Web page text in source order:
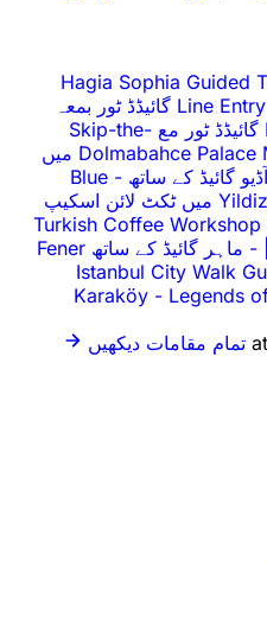
Hagia Sophia Guided
Line Entry Topkapi Palace Museum گائیڈڈ ٹور بمعہ
Basilica Cistern گائیڈڈ ٹور مع Skip-the-
Dolmabahce Palace Museum میں
-
Blue
Yildiz Palace میں ٹکٹ لائن اسکیپ
Turkish Coffee Workshop
-
ماہر گائیڈ کے ساتھ Fener
Istanbul City Walk
- Legends
تمام مقامات دیکھیں